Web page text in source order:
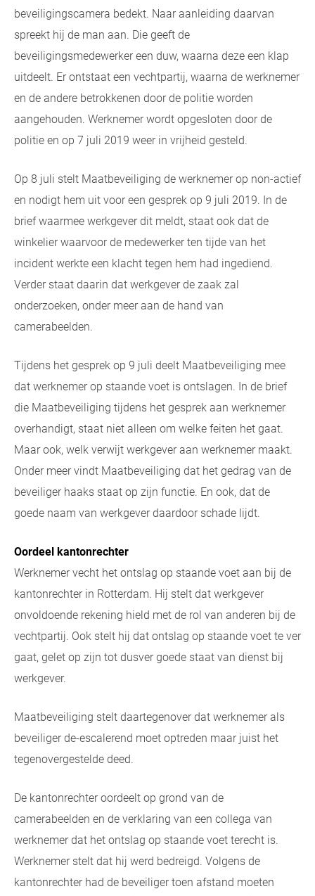
beveiligingscamera bedekt. Naar aanleiding daarvan
spreekt hij de man aan. Die geeft de
beveiligingsmedewerker een duw, waarna deze een klap
uitdeelt. Er ontstaat een vechtpartij, waarna de werknemer
en de andere betrokkenen door de politie worden
aangehouden. Werknemer wordt opgesloten door de
politie en op 7 juli 2019 weer in vrijheid gesteld.
Op 8 juli stelt Maatbeveiliging de werknemer op non-actief
en nodigt hem uit voor een gesprek op 9 juli 2019. In de
brief waarmee werkgever dit meldt, staat ook dat de
winkelier waarvoor de medewerker ten tijde van het
incident werkte een klacht tegen hem had ingediend.
Verder staat daarin dat werkgever de zaak zal
onderzoeken, onder meer aan de hand van
camerabeelden.
Tijdens het gesprek op 9 juli deelt Maatbeveiliging mee
dat werknemer op staande voet is ontslagen. In de brief
die Maatbeveiliging tijdens het gesprek aan werknemer
overhandigt, staat niet alleen om welke feiten het gaat.
Maar ook, welk verwijt werkgever aan werknemer maakt.
Onder meer vindt Maatbeveiliging dat het gedrag van de
beveiliger haaks staat op zijn functie. En ook, dat de
goede naam van werkgever daardoor schade lijdt.
Oordeel kantonrechter
Werknemer vecht het ontslag op staande voet aan bij de
kantonrechter in Rotterdam. Hij stelt dat werkgever
onvoldoende rekening hield met de rol van anderen bij de
vechtpartij. Ook stelt hij dat ontslag op staande voet te ver
gaat, gelet op zijn tot dusver goede staat van dienst bij
werkgever.
Maatbeveiliging stelt daartegenover dat werknemer als
beveiliger de-escalerend moet optreden maar juist het
tegenovergestelde deed.
De kantonrechter oordeelt op grond van de
camerabeelden en de verklaring van een collega van
werknemer dat het ontslag op staande voet terecht is.
Werknemer stelt dat hij werd bedreigd. Volgens de
kantonrechter had de beveiliger toen afstand moeten